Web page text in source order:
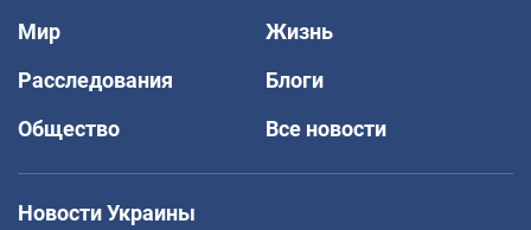
Мир
Жизнь
Расследования
Блоги
Общество
Все новости
Новости Украины